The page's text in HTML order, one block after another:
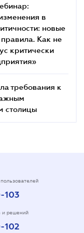
в
новые
Как не
критически
требования к
столицы
103
и решений
102